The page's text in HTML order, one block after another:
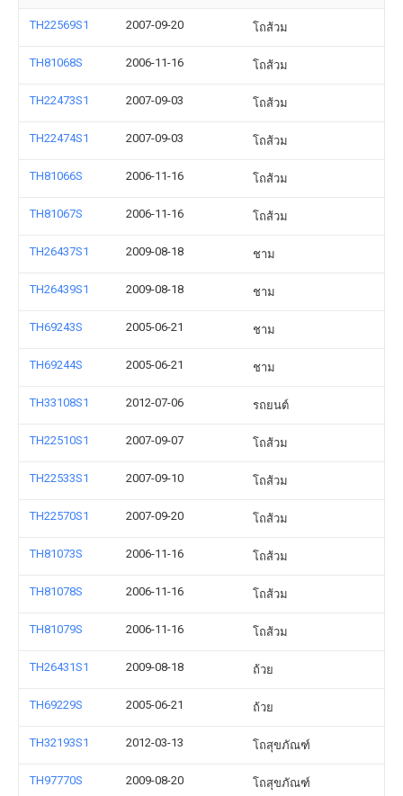
TH22569S1 2007-09-20 โถส้วม
TH81068S 2006-11-16 โถส้วม
TH22473S1 2007-09-03 โถส้วม
TH22474S1 2007-09-03 โถส้วม
TH81066S 2006-11-16 โถส้วม
TH81067S 2006-11-16 โถส้วม
TH26437S1 2009-08-18 ชาม
TH26439S1 2009-08-18 ชาม
TH69243S 2005-06-21 ชาม
TH69244S 2005-06-21 ชาม
TH33108S1 2012-07-06 รถยนต์
TH22510S1 2007-09-07 โถส้วม
TH22533S1 2007-09-10 โถส้วม
TH22570S1 2007-09-20 โถส้วม
TH81073S 2006-11-16 โถส้วม
TH81078S 2006-11-16 โถส้วม
TH81079S 2006-11-16 โถส้วม
TH26431S1 2009-08-18 ถ้วย
TH69229S 2005-06-21 ถ้วย
TH32193S1 2012-03-13 โถสุขภัณฑ์
TH97770S 2009-08-20 โถสุขภัณฑ์